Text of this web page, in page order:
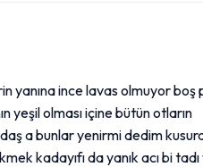
yanına ince lavas olmuyor boş
yeşil olması içine bütün otların
a bunlar yenirmi dedim
kadayıfı da yanık acı bi tadı